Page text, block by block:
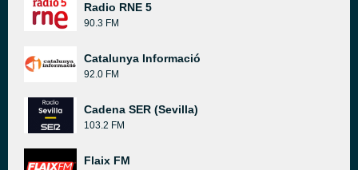
Radio RNE 5
90.3 FM
Catalunya Informació
92.0 FM
Cadena SER (Sevilla)
103.2 FM
Flaix FM